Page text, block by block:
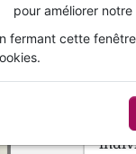
pour améliorer
fermant cette